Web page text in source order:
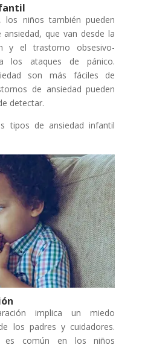
niños también pueden
que van desde la
y el trastorno obsesivo-
los ataques de pánico.
son más fáciles de
de ansiedad pueden
detectar.
tipos de ansiedad infantil
implica un miedo
los padres y cuidadores.
es común en los niños